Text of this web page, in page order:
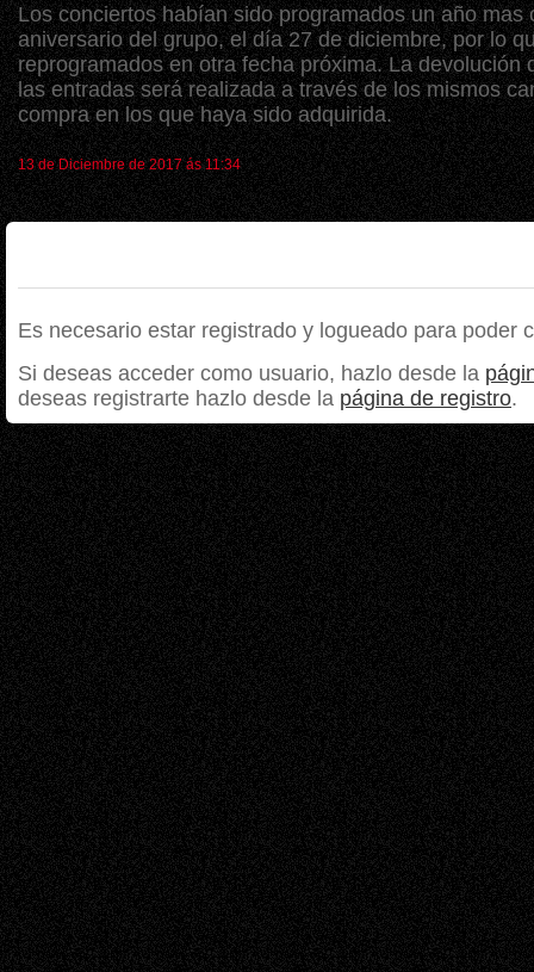
Los conciertos habían sido programados un año mas
aniversario del grupo, el día 27 de diciembre, por lo
reprogramados en otra fecha próxima. La devolución
las entradas será realizada a través de los mismos
compra en los que haya sido adquirida.
13 de Diciembre de 2017 ás 11:34
Es necesario estar registrado y logueado para poder
Si deseas acceder como usuario, hazlo desde la
deseas registrarte hazlo desde la página de registro.